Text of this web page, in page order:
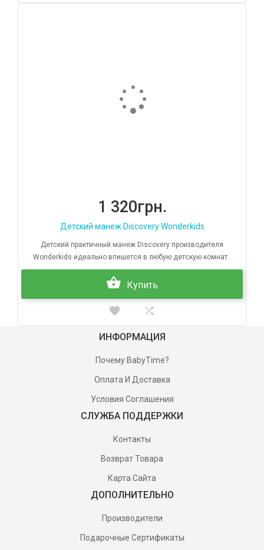
1 320грн.
Детский манеж Discovery Wonderkids
Детский практичный манеж Discovery производителя
Wonderkids идеально впишется в любую детскую комнат..
Купить
ИНФОРМАЦИЯ
Почему BabyTime?
Оплата И Доставка
Условия Соглашения
СЛУЖБА ПОДДЕРЖКИ
Контакты
Возврат Товара
Карта Сайта
ДОПОЛНИТЕЛЬНО
Производители
Подарочные Сертификаты